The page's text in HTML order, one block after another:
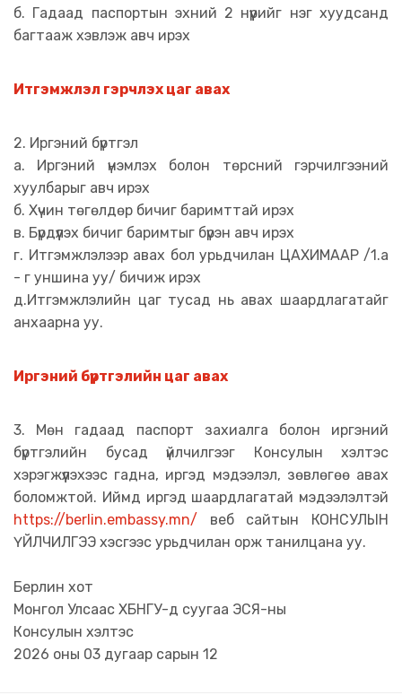
б. Гадаад паспортын эхний 2 нүүрийг нэг хуудсанд
багтааж хэвлэж авч ирэх
Итгэмжлэл гэрчлэх цаг авах
2. Иргэний бүртгэл
а. Иргэний үнэмлэх болон төрсний гэрчилгээний
хуулбарыг авч ирэх
б. Хүчин төгөлдөр бичиг баримттай ирэх
в. Бүрдүүлэх бичиг баримтыг бүрэн авч ирэх
г. Итгэмжлэлээр авах бол урьдчилан ЦАХИМААР /1.а
- г уншина уу/ бичиж ирэх
д.Итгэмжлэлийн цаг тусад нь авах шаардлагатайг
анхаарна уу.
Иргэний бүртгэлийн цаг авах
3. Мөн гадаад паспорт захиалга болон иргэний
бүртгэлийн бусад үйлчилгээг Консулын хэлтэс
хэрэгжүүлэхээс гадна, иргэд мэдээлэл, зөвлөгөө авах
боломжтой. Иймд иргэд шаардлагатай мэдээлэлтэй
https://berlin.embassy.mn/ веб сайтын КОНСУЛЫН
ҮЙЛЧИЛГЭЭ хэсгээс урьдчилан орж танилцана уу.
Берлин хот
Монгол Улсаас ХБНГУ-д суугаа ЭСЯ-ны
Консулын хэлтэс
2026 оны 03 дугаар сарын 12